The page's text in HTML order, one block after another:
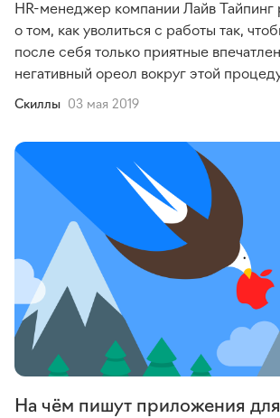
HR-менеджер компании Лайв Тайпинг
о том, как уволиться с работы так,
после себя только приятные
негативный ореол вокруг этой
Cкиллы 03 мая 2019
На чём пишут приложения